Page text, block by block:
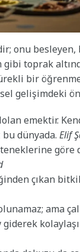
onu besleyen,
toprak
bir
gelişimdeki
emektir.
dünyada. Elif
göre
çıkan
ama